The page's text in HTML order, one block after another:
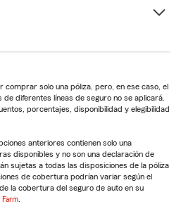
comprar solo una póliza, pero, en ese caso, el
diferentes líneas de seguro no se aplicará.
porcentajes, disponibilidad y elegibilidad
anteriores contienen solo una
disponibles y no son una declaración de
sujetas a todas las disposiciones de la póliza
de cobertura podrían variar según el
la cobertura del seguro de auto en su
Farm